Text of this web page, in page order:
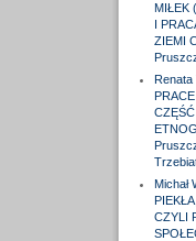
MIŁEK
I
ZIEMI
Renata
CZĘŚĆ
Michał
CZYLI